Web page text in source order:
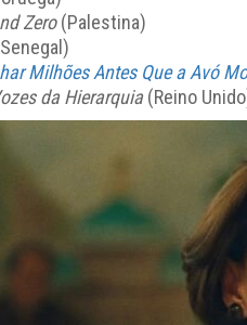
Zero(Palestina)
Milhões Antes Que a Avó
da Hierarquia(Reino